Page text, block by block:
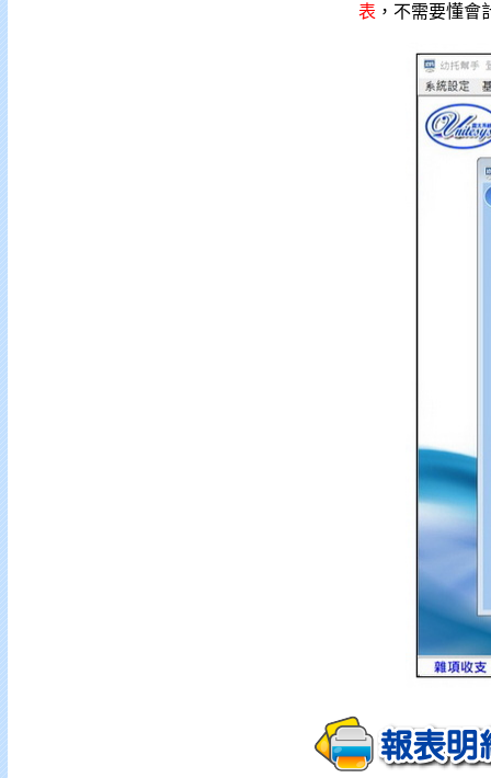
表 ，不需要懂